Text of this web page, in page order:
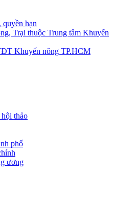
quyền hạn
Trại thuộc Trung tâm Khuyến
Khuyến nông TP.HCM
thảo
phố
ương